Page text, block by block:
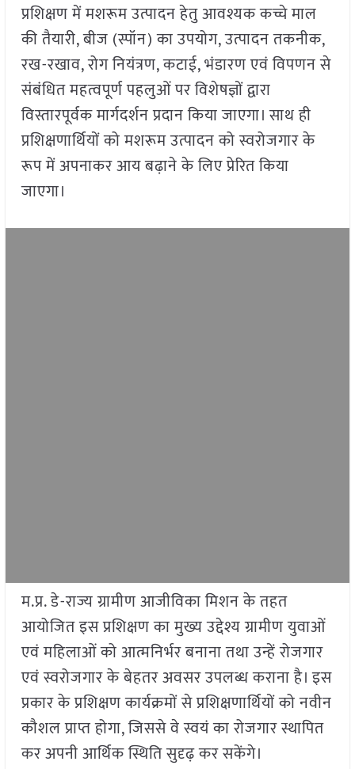
प्रशिक्षण में मशरूम उत्पादन हेतु आवश्यक कच्चे माल
की तैयारी, बीज (स्पॉन) का उपयोग, उत्पादन तकनीक,
रख-रखाव, रोग नियंत्रण, कटाई, भंडारण एवं विपणन से
संबंधित महत्वपूर्ण पहलुओं पर विशेषज्ञों द्वारा
विस्तारपूर्वक मार्गदर्शन प्रदान किया जाएगा। साथ ही
प्रशिक्षणार्थियों को मशरूम उत्पादन को स्वरोजगार के
रूप में अपनाकर आय बढ़ाने के लिए प्रेरित किया
जाएगा।
म.प्र. डे-राज्य ग्रामीण आजीविका मिशन के तहत
आयोजित इस प्रशिक्षण का मुख्य उद्देश्य ग्रामीण युवाओं
एवं महिलाओं को आत्मनिर्भर बनाना तथा उन्हें रोजगार
एवं स्वरोजगार के बेहतर अवसर उपलब्ध कराना है। इस
प्रकार के प्रशिक्षण कार्यक्रमों से प्रशिक्षणार्थियों को नवीन
कौशल प्राप्त होगा, जिससे वे स्वयं का रोजगार स्थापित
कर अपनी आर्थिक स्थिति सुदृढ़ कर सकेंगे।